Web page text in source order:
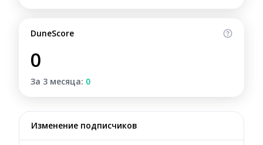
DuneScore
0
За 3 месяца: 0
Изменение подписчиков